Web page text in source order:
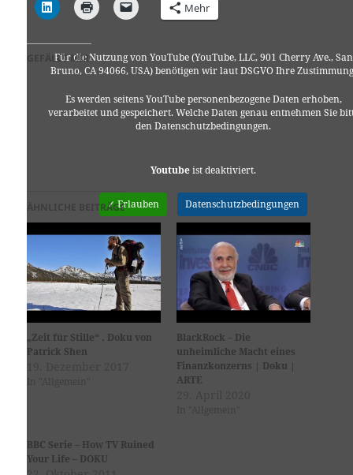
Für die Nutzung von YouTube (YouTube, LLC, 901 Cherry Ave., San
Bruno, CA 94066, USA) benötigen wir laut DSGVO Ihre
Es werden seitens YouTube personenbezogene Daten erhoben,
verarbeitet und gespeichert. Welche Daten genau entnehmen Sie
den Datenschutzbedingungen.
Youtubeist deaktiviert.
✓ Erlauben Datenschutzbedingungen
Mehr
GEFÄLLT MIR:
ÄHNLICHE BEITRÄGE
„Zeit für Stille“ . Doku von
Patrick Shen
BlackRock – Die
unheimliche Macht eines
Finanzkonzerns | Doku |
ARTE
BBC Serie – How TV Ruined
Your Life – DOKU